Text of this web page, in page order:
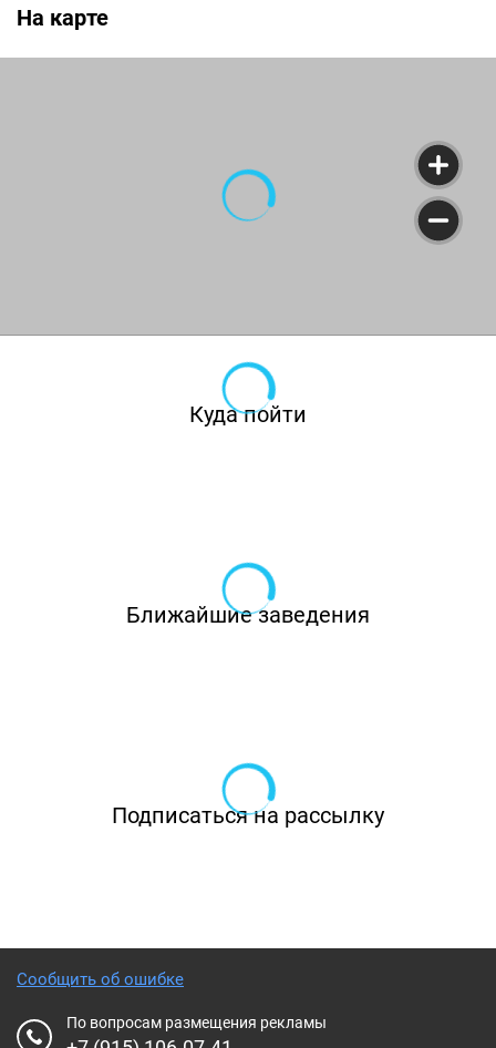
На карте
Куда пойти
Ближайшие заведения
Подписаться на рассылку
Сообщить об ошибке
По вопросам размещения рекламы